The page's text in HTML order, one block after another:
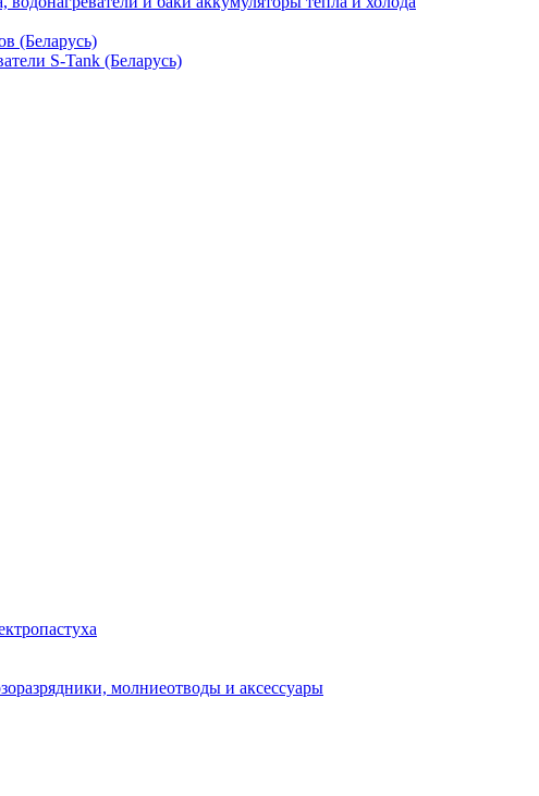
(Беларусь)
S-Tank (Беларусь)
молниеотводы и аксессуары